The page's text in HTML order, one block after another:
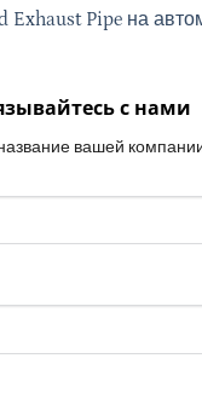
Exhaust Pipe на
с нами
вашей